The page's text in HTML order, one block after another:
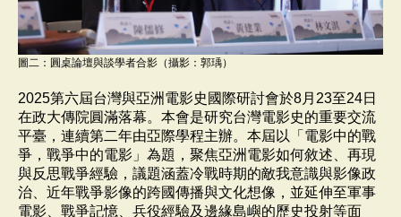
圖二：圓桌論壇與談學者合影（攝影：郭瑀）
2025第六屆台灣與亞洲電影史國際研討會於8月23至24日
在政大傳院圓滿落幕。本會是研究台灣電影史的重要交流
平臺，連續第二年由亞際學程主辦。本屆以「電影中的戰
爭，戰爭中的電影」為題，聚焦亞洲電影如何敘述、再現
與反思戰爭經驗，議題涵蓋冷戰時期的敵我意識與影像政
治、近年戰爭影像的跨國傳播與文化想像，並延伸至軍事
電影、戰爭記憶、兵役經驗及邊緣島嶼的歷史投射等面